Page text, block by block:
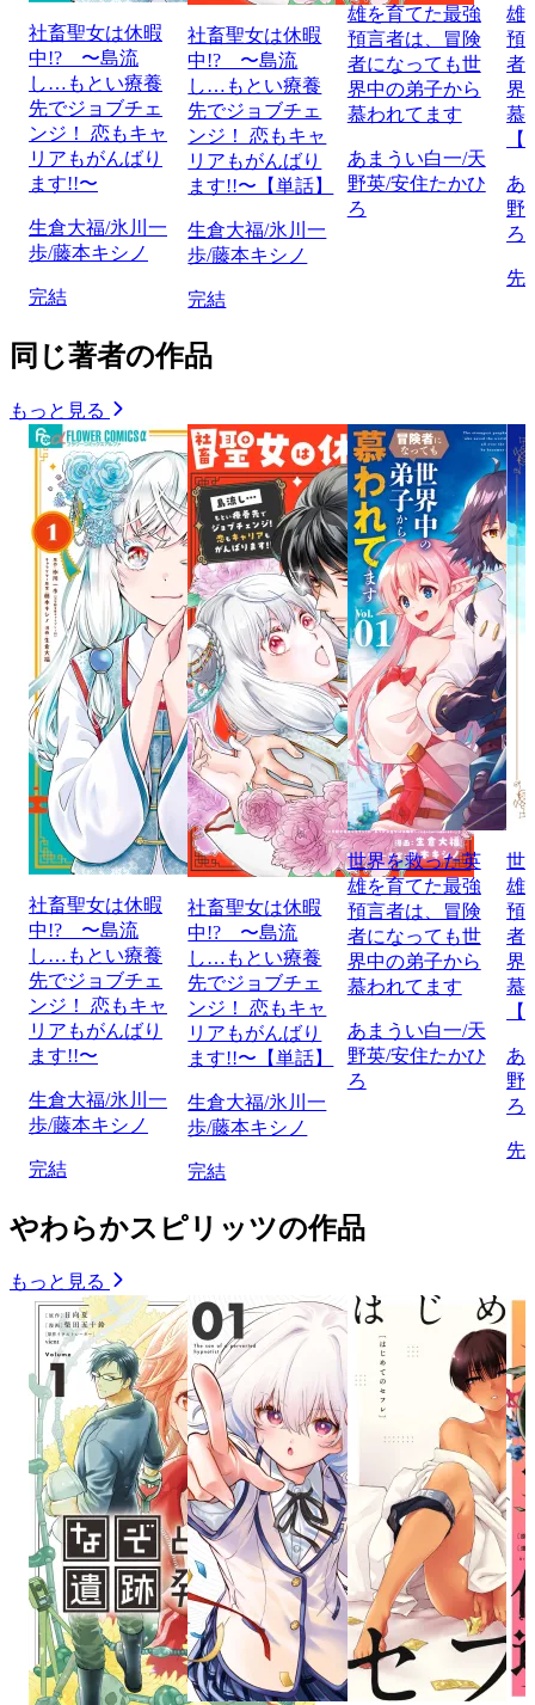
社畜聖女は休暇
中!? 〜島流
し…もとい療養
先でジョブチェ
ンジ！ 恋もキャ
リアもがんばり
ます!!〜
生倉大福/氷川一
歩/藤本キシノ
完結
社畜聖女は休暇
中!? 〜島流
し…もとい療養
先でジョブチェ
ンジ！ 恋もキャ
リアもがんばり
ます!!〜【単話】
生倉大福/氷川一
歩/藤本キシノ
完結
雄を育てた最強
預言者は、冒険
者になっても世
界中の弟子から
慕われてます
あまうい白一/天
野英/安住たかひ
ろ
雄
預
者
界
慕
あ
野
ろ
先
同じ著者の作品
もっと見る
社畜聖女は休暇
中!? 〜島流
し…もとい療養
先でジョブチェ
ンジ！ 恋もキャ
リアもがんばり
ます!!〜
生倉大福/氷川一
歩/藤本キシノ
完結
社畜聖女は休暇
中!? 〜島流
し…もとい療養
先でジョブチェ
ンジ！ 恋もキャ
リアもがんばり
ます!!〜【単話】
生倉大福/氷川一
歩/藤本キシノ
完結
世界を救った英
雄を育てた最強
預言者は、冒険
者になっても世
界中の弟子から
慕われてます
あまうい白一/天
野英/安住たかひ
ろ
世
雄
預
者
界
慕
あ
野
ろ
先
やわらかスピリッツの作品
もっと見る